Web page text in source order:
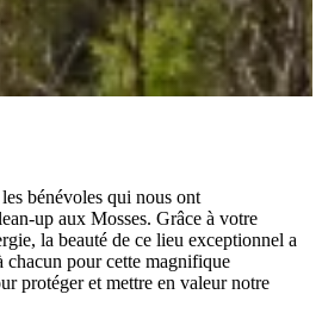
bénévoles qui nous ont
up aux Mosses. Grâce à votre
la beauté de ce lieu exceptionnel a
chacun pour cette magnifique
protéger et mettre en valeur notre